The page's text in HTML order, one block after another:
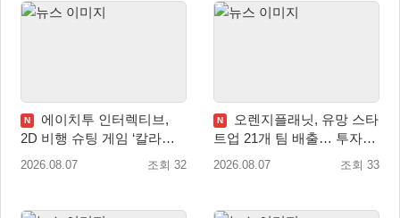
N
에이치투 인터렉티브,
2D 비행 슈팅 게임 ‘칼라드
리우스2/다크 엘레멘트’ 올
2026.08.07 조회 32
N
오렌지플래닛, 유망 스타
트업 21개 팀 배출… 투자유
치∙매출성장 성과 눈길
2026.08.07 조회 33